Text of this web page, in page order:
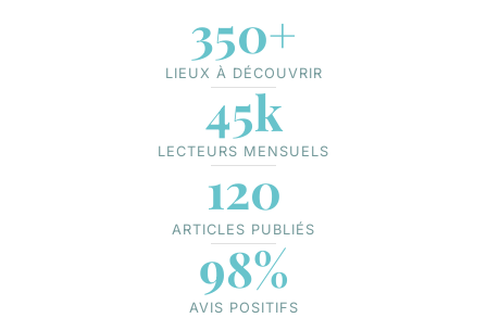
350+
LIEUX À DÉCOUVRIR
45k
LECTEURS MENSUELS
120
ARTICLES PUBLIÉS
98%
AVIS POSITIFS